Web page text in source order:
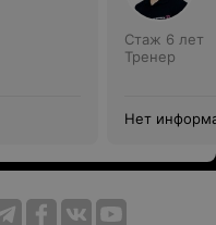
Стаж 6 лет
Тренер
Нет